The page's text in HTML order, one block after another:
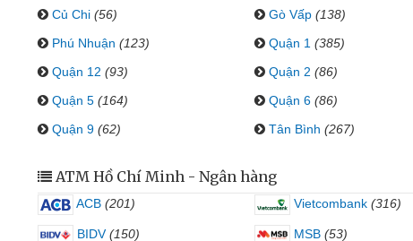
Củ Chi (56) Gò Vấp (138)
Phú Nhuận (123) Quận 1 (385)
Quận 12 (93) Quận 2 (86)
Quận 5 (164) Quận 6 (86)
Quận 9 (62) Tân Bình (267)
ATM Hồ Chí Minh - Ngân hàng
ACB (201) Vietcombank (316)
BIDV (150) MSB (53)